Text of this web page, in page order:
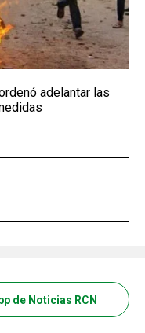
adelantar las
de Noticias RCN